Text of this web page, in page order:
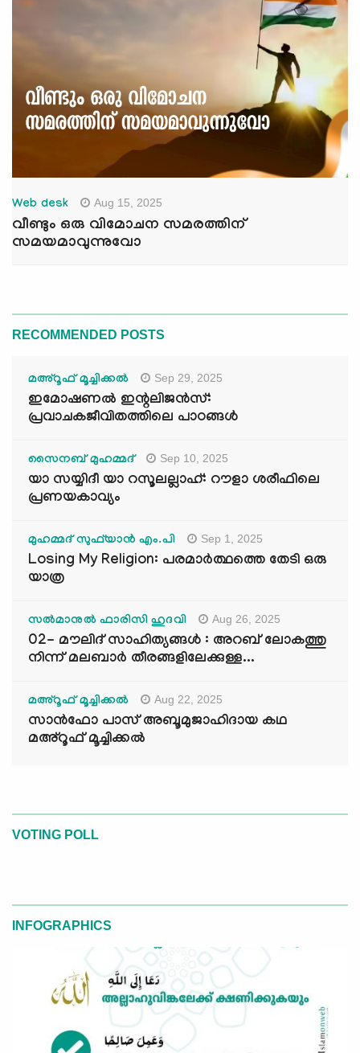
Web desk Aug 15, 2025
വീണ്ടും ഒരു വിമോചന സമരത്തിന്
സമയമാവുന്നുവോ
RECOMMENDED POSTS
മഅ്റൂഫ് മൂച്ചിക്കല്‍ Sep 29, 2025
ഇമോഷണൽ ഇന്റലിജൻസ്:
പ്രവാചകജീവിതത്തിലെ പാഠങ്ങൾ
സൈനബ് മുഹമ്മദ് Sep 10, 2025
യാ സയ്യിദീ യാ റസൂലല്ലാഹ്: റൗളാ ശരീഫിലെ
പ്രണയകാവ്യം
മുഹമ്മദ് സുഫ്‌യാൻ എം.പി Sep 1, 2025
Losing My Religion: പരമാർത്ഥത്തെ തേടി ഒരു
യാത്ര
സൽമാനുൽ ഫാരിസി ഹുദവി Aug 26, 2025
02- മൗലിദ് സാഹിത്യങ്ങൾ : അറബ് ലോകത്തു
നിന്ന് മലബാർ തീരങ്ങളിലേക്കുള്ള...
മഅ്റൂഫ് മൂച്ചിക്കല്‍ Aug 22, 2025
സാൻഫോ പാസ് അബൂമുജാഹിദായ കഥ
മഅ്റൂഫ് മൂച്ചിക്കല്‍
VOTING POLL
INFOGRAPHICS